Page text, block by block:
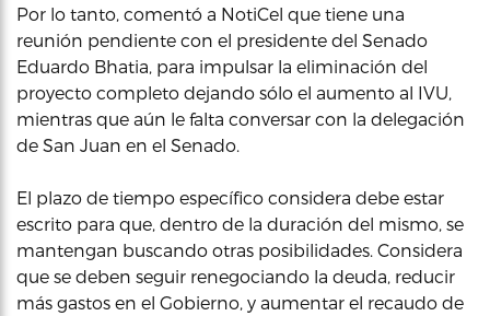
Por lo tanto, comentó a NotiCel que tiene una
reunión pendiente con el presidente del Senado
Eduardo Bhatia, para impulsar la eliminación del
proyecto completo dejando sólo el aumento al IVU,
mientras que aún le falta conversar con la delegación
de San Juan en el Senado.
El plazo de tiempo específico considera debe estar
escrito para que, dentro de la duración del mismo, se
mantengan buscando otras posibilidades. Considera
que se deben seguir renegociando la deuda, reducir
más gastos en el Gobierno, y aumentar el recaudo de